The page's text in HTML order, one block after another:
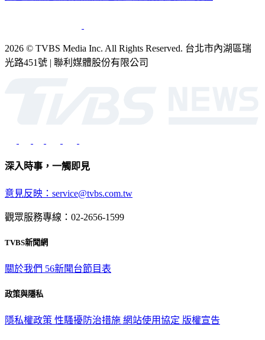
2026 © TVBS Media Inc. All Rights Reserved. 台北市內湖區瑞
光路451號 | 聯利媒體股份有限公司
深入時事，一觸即見
意見反映：service@tvbs.com.tw
觀眾服務專線：02-2656-1599
TVBS新聞網
關於我們 56新聞台節目表
政策與隱私
隱私權政策 性騷擾防治措施 網站使用協定 版權宣告